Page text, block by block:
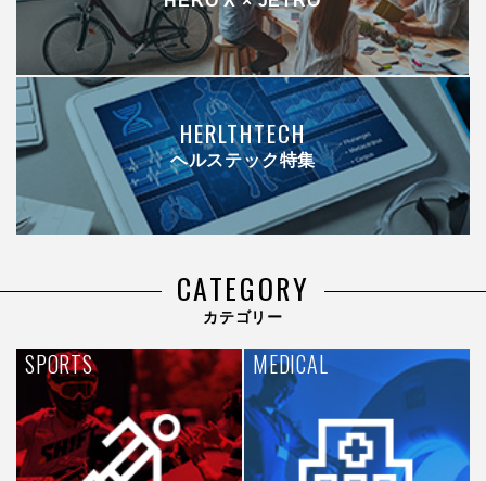
HERLTHTECH
ヘルステック特集
CATEGORY
カテゴリー
SPORTS MEDICAL